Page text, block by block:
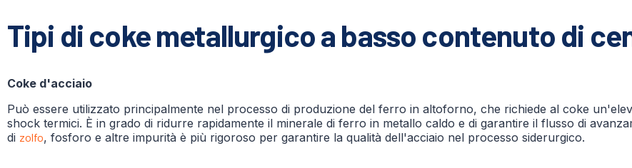
Tipi di coke metallurgico a basso contenuto di
Coke d'acciaio
Può essere utilizzato principalmente nel processo di produzione del ferro in altoforno, che richiede al coke
shock termici. È in grado di ridurre rapidamente il minerale di ferro in metallo caldo e di garantire il flusso di
di zolfo, fosforo e altre impurità è più rigoroso per garantire la qualità dell'acciaio nel processo siderurgico.